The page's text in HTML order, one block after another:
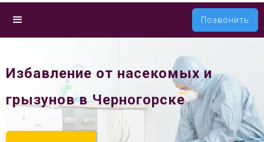
Позвонить
Избавление от насекомых и
грызунов в Черногорске